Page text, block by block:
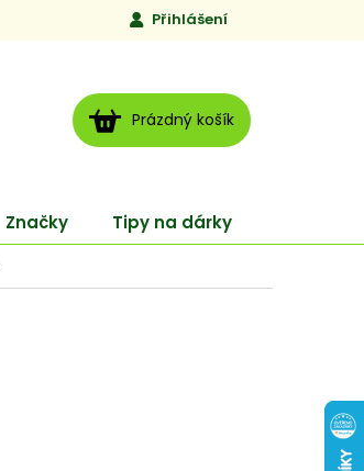
Jen to, čemu věříme
Přihlášení
NÁKUPNÍ
KOŠÍK
Prázdný košík
Značky Tipy na dárky